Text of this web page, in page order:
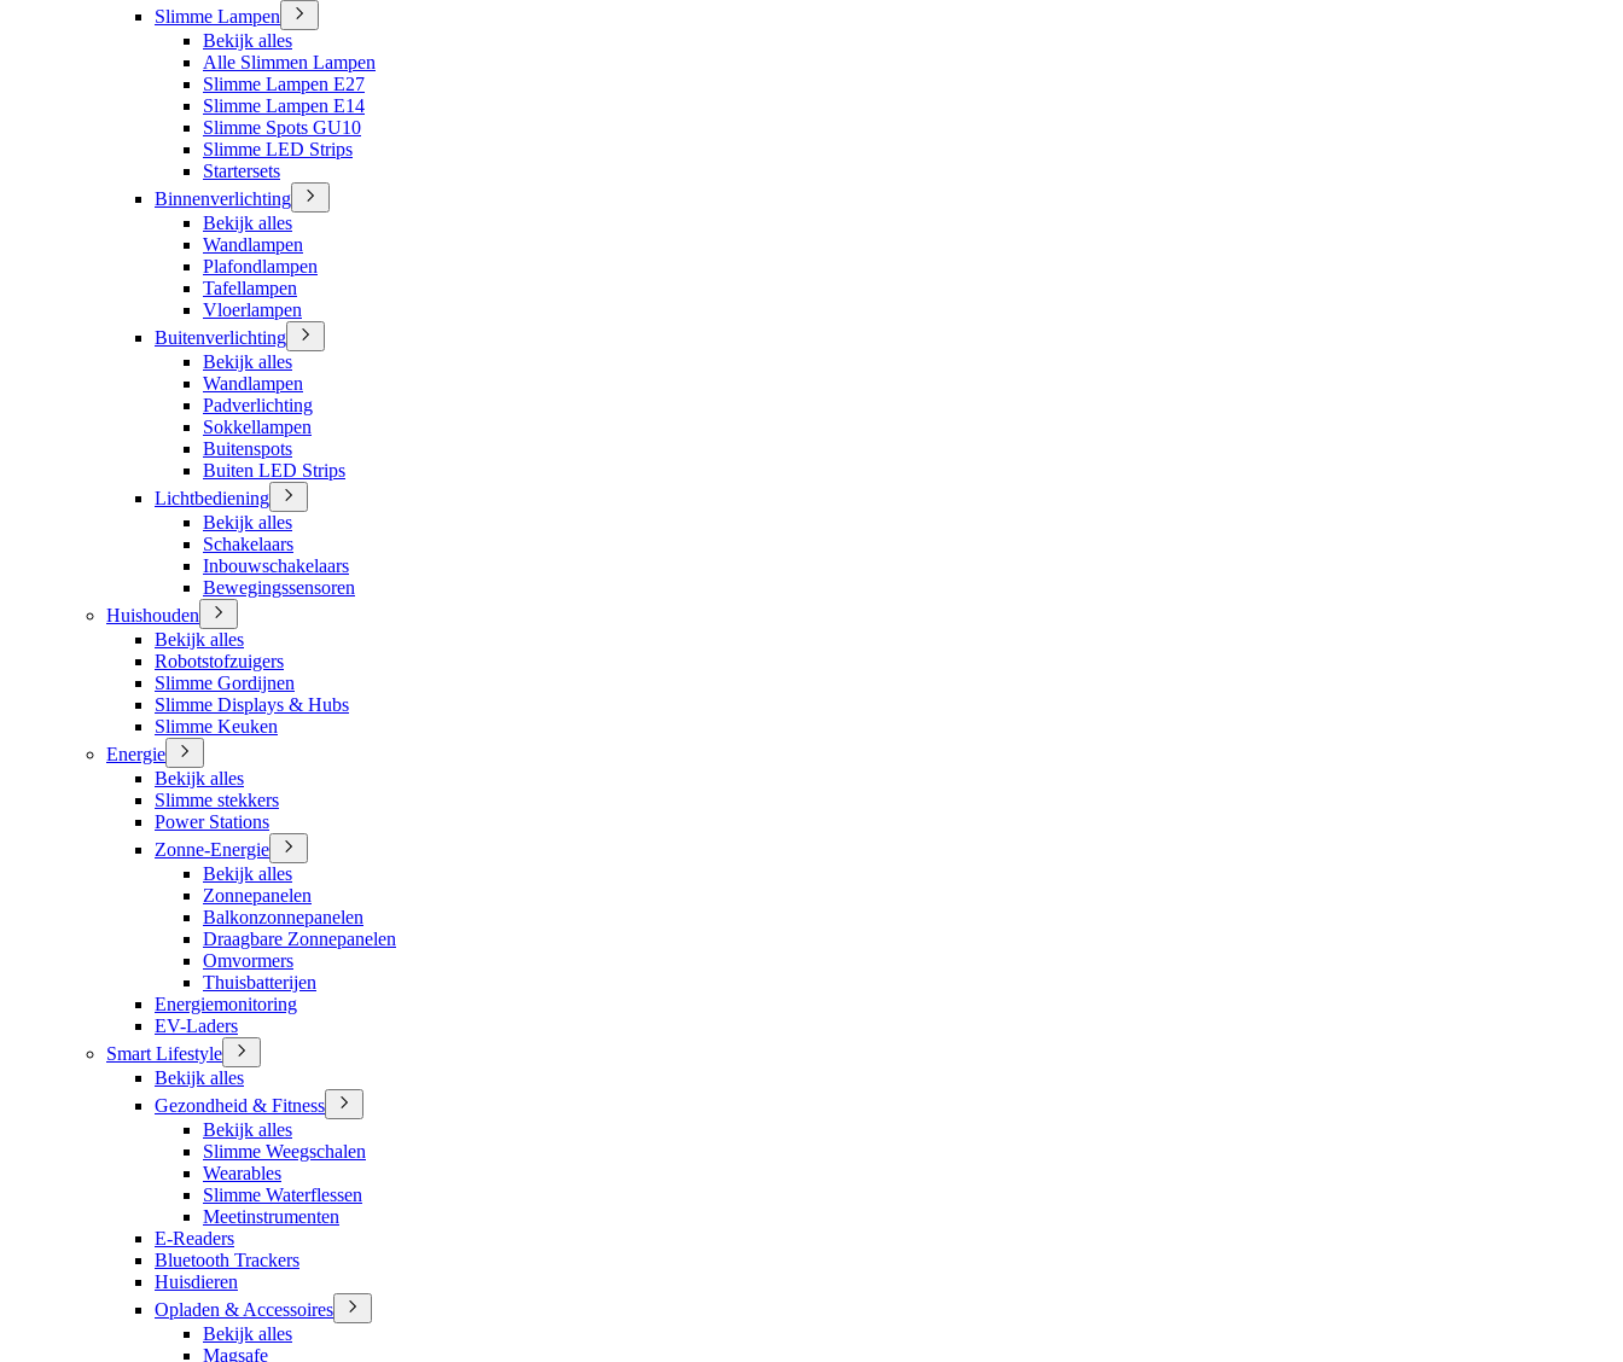
Slimme Lampen
Bekijk alles
Alle Slimmen Lampen
Slimme Lampen E27
Slimme Lampen E14
Slimme Spots GU10
Slimme LED Strips
Startersets
Binnenverlichting
Bekijk alles
Wandlampen
Plafondlampen
Tafellampen
Vloerlampen
Buitenverlichting
Bekijk alles
Wandlampen
Padverlichting
Sokkellampen
Buitenspots
Buiten LED Strips
Lichtbediening
Bekijk alles
Schakelaars
Inbouwschakelaars
Bewegingssensoren
Huishouden
Bekijk alles
Robotstofzuigers
Slimme Gordijnen
Slimme Displays & Hubs
Slimme Keuken
Energie
Bekijk alles
Slimme stekkers
Power Stations
Zonne-Energie
Bekijk alles
Zonnepanelen
Balkonzonnepanelen
Draagbare Zonnepanelen
Omvormers
Thuisbatterijen
Energiemonitoring
EV-Laders
Smart Lifestyle
Bekijk alles
Gezondheid & Fitness
Bekijk alles
Slimme Weegschalen
Wearables
Slimme Waterflessen
Meetinstrumenten
E-Readers
Bluetooth Trackers
Huisdieren
Opladen & Accessoires
Bekijk alles
Magsafe